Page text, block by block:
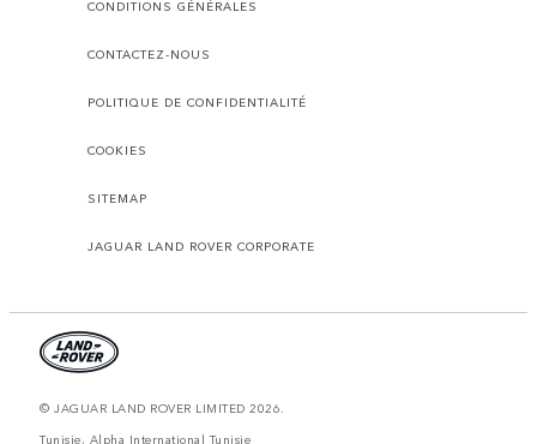
CONDITIONS GÉNÉRALES
CONTACTEZ-NOUS
POLITIQUE DE CONFIDENTIALITÉ
COOKIES
SITEMAP
JAGUAR LAND ROVER CORPORATE
© JAGUAR LAND ROVER LIMITED 2026.
Tunisie, Alpha International Tunisie